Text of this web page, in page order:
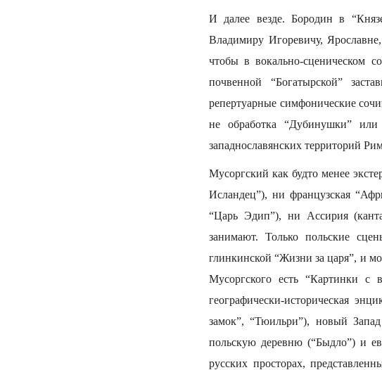
И далее везде. Бородин в
Владимиру Игоревичу,
чтобы в вокально-сценическом
почвенной “Богатырской”
репертуарные симфонические
не обработка “Дубинушки”
западнославянских территорий
Мусоргский как будто менее
Исландец”), ни французская
“Царь Эдип”), ни Ассирия
занимают. Только польские
глинкинской “Жизни за царя”, и
Мусоргского есть “Картинки
географически-историческая
замок”, “Тюильри”), новый
польскую деревню (“Быдло”) и
русских просторах,